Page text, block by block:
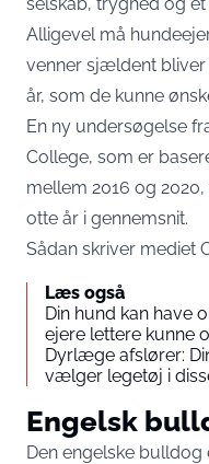
Alligevel må
venner sjældent bliver
år, som de kunne
En ny undersøgelse
College, som er
mellem 2016 og
otte år i gennemsnit.
Sådan skriver mediet
Læs også
Din hund kan have
ejere lettere kunne
Dyrlæge afslører:
vælger legetøj i
Engelsk
Den engelske